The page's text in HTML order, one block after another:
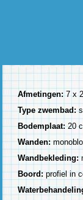
Afmetingen:7 x
Type zwembad:
Bodemplaat:20
Wanden:
Wandbekleding:
Boord:profiel in